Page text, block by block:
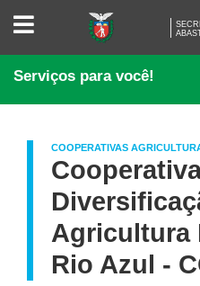
SECRETARIA
AGRICULTURA
E
DO
ABASTECIMENTO
Serviços para você!
COOPERATIVAS
Agricultura
Rio Azul -